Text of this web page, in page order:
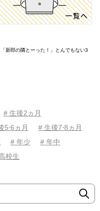
# 生後2ヵ月
5⋅6ヵ月
# 生後7⋅8ヵ月
# 年少
# 年中
校生